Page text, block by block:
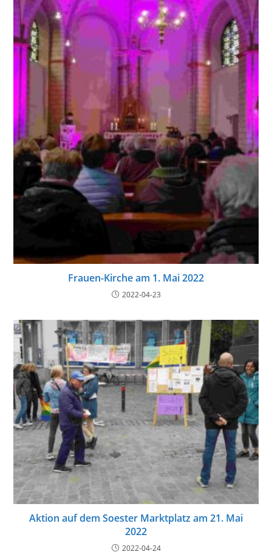
Frauen-Kirche am 1. Mai 2022
2022-04-23
Aktion auf dem Soester Marktplatz am 21. Mai
2022
2022-04-24